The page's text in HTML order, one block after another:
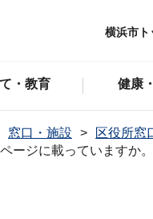
横浜市ト
・教育 健康
窓口・施設 区役所窓
ージに載っていますか。